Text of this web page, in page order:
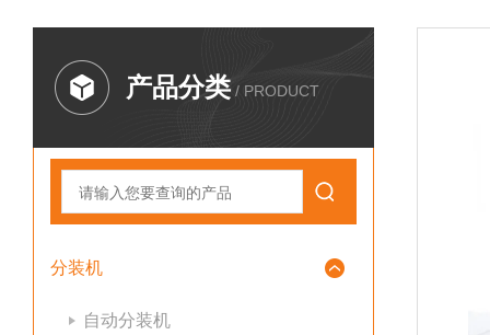
产品分类 / PRODUCT
分装机
自动分装机